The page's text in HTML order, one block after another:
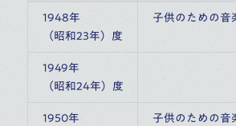
1948年
（昭和23年）度
子供のための音
1949年
（昭和24年）度
1950年
子供のための音